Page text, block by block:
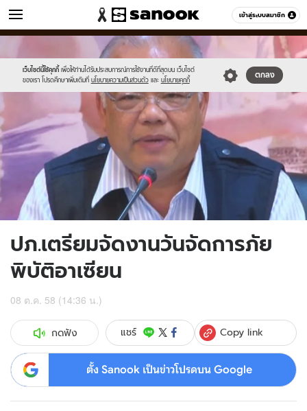
เข้าสู่ระบบสมาชิก
ข่าว หมวดอื่นๆ
เว็บไซต์นี้ใช้คุกกี้ เพื่อให้ท่านได้รับประสบการณ์การใช้งานที่ดีที่สุดบน เว็บไซต์
ของเรา โปรดศึกษาเพิ่มเติมที่ นโยบายความเป็นส่วนตัว และ นโยบายคุกกี้
ตกลง
//s.isanook.com/sr/0/images/logo-
new-
sanook.png
//s.isanook.com/ns/0/ud/375/1878922/651089-
01.jpg
ปภ.เตรียมจัดงานวันจัดการภัย
พิบัติอาเซียน
08 ต.ค. 58 (14:36 น.)
กดฟัง แชร์ Copy link
ตั้ง Sanook เป็นข่าวโปรดบน Google